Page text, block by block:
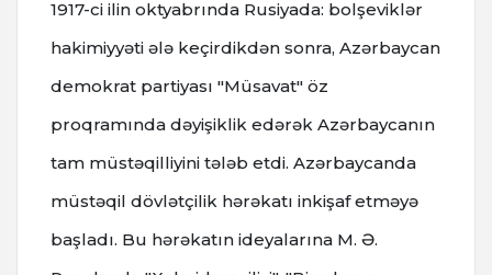
1917-ci ilin oktyabrında Rusiyada: bolşeviklər
hakimiyyəti ələ keçirdikdən sonra, Azərbaycan
demokrat partiyası "Müsavat" öz
proqramında dəyişiklik edərək Azərbaycanın
tam müstəqilliyini tələb etdi. Azərbaycanda
müstəqil dövlətçilik hərəkatı inkişaf etməyə
başladı. Bu hərəkatın ideyalarına M. Ə.